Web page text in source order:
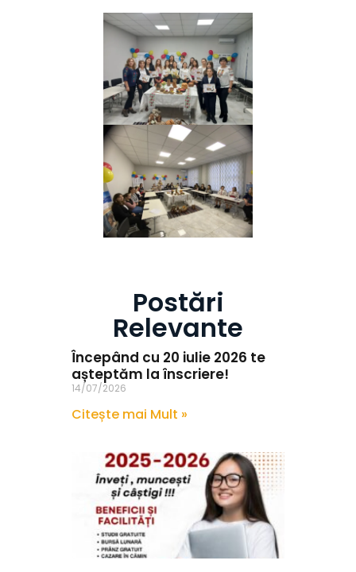
Postări
Relevante
Începând cu 20 iulie 2026 te
așteptăm la înscriere!
14/07/2026
Citește mai Mult »